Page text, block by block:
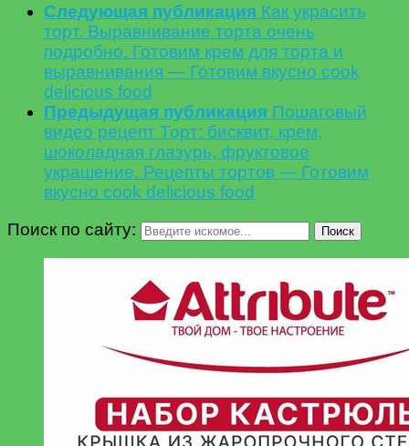
Следующая публикация Как украсить
торт. Выравнивание торта очень
подробно. Готовим крем для торта и
выравнивания — Готовим вкусно cook
delicious food
Предыдущая публикация Пошаговый
видео рецепт Торт: бисквит, крем,
шоколадная глазурь, фруктовое
украшение. Рецепты тортов — Готовим
вкусно cook delicious food
Поиск по сайту:
Поиск